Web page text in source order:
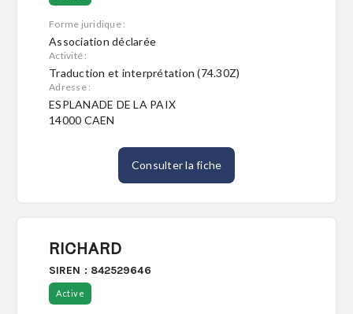
Forme juridique :
Association déclarée
Activité :
Traduction et interprétation (74.30Z)
Adresse :
ESPLANADE DE LA PAIX
14000 CAEN
Consulter la fiche
RICHARD
SIREN : 842529646
Active